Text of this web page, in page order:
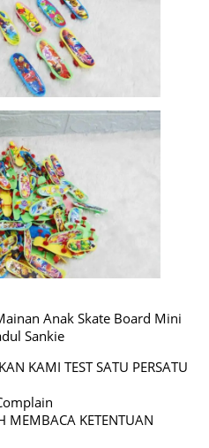
Anak Skate Board Mini
Sankie
KAMI TEST SATU PERSATU
MEMBACA KETENTUAN